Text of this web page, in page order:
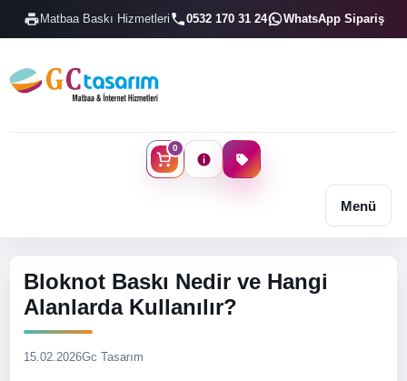
Matbaa Baskı Hizmetleri 0532 170 31 24 WhatsApp Sipariş
0
Menü
Bloknot Baskı Nedir ve Hangi
Alanlarda Kullanılır?
15.02.2026Gc Tasarım